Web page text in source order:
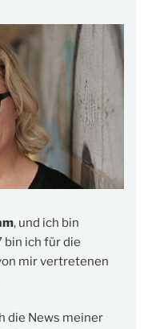
, und ich bin
bin ich für die
mir vertretenen
die News meiner